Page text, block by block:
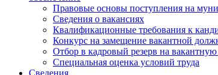
Правовые основы поступления на
Сведения о вакансиях
Квалификационные требования к
Конкурс на замещение вакантной
Отбор в кадровый резерв на
Специальная оценка условий труда
Сведения